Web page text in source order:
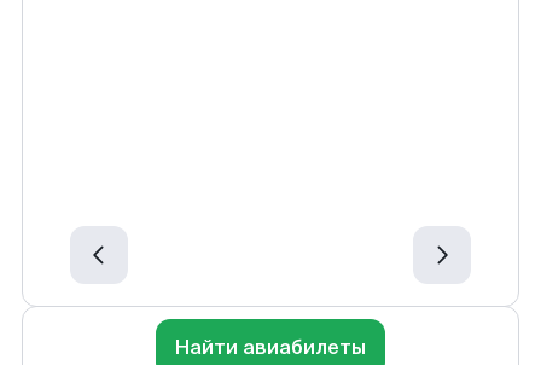
Найти авиабилеты